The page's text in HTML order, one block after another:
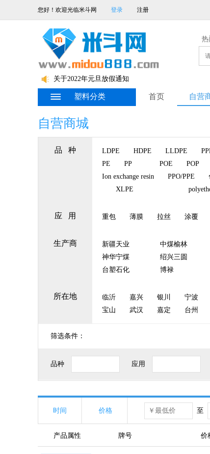
您好！欢迎光临米斗网 登录 注册
热
关于2022春节放假的通知
关于2022年元旦放假通知
塑料分类 首页 自营
自营商城
品 种 LDPE HDPE LLDPE
PE
PP POE POP
Ion exchange resin
PPO/PPE
XLPE
应 用 重包 薄膜 拉丝 涂覆
生产商 新疆天业 中煤榆林
神华宁煤
绍兴三圆
台塑石化
博禄
所在地 临沂 嘉兴 银川 宁波
宝山
武汉 嘉定 台州
筛选条件：
品种 应用
时间 价格 至
产品属性 牌号 价